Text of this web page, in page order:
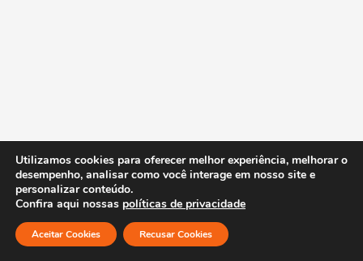
Utilizamos cookies para oferecer melhor experiência, melhorar o
desempenho, analisar como você interage em nosso site e
personalizar conteúdo.
Confira aqui nossas políticas de privacidade
Aceitar Cookies Recusar Cookies